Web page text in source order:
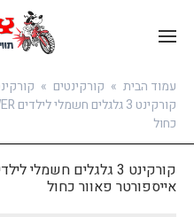
בואו
עמוד הבית » קורקינטים »
כחול
אייספורטר פאוור כחול